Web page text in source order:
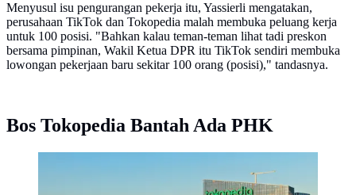
Menyusul isu pengurangan pekerja itu, Yassierli mengatakan,
perusahaan TikTok dan Tokopedia malah membuka peluang kerja
untuk 100 posisi. "Bahkan kalau teman-teman lihat tadi preskon
bersama pimpinan, Wakil Ketua DPR itu TikTok sendiri membuka
lowongan pekerjaan baru sekitar 100 orang (posisi)," tandasnya.
Bos Tokopedia Bantah Ada PHK